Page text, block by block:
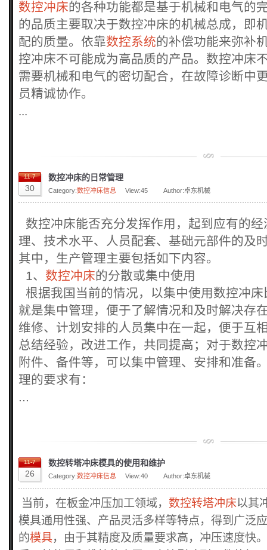
数控冲床的各种功能都是基于机械和电气的
的品质主要取决于数控冲床的机械总成，即
配的质量。依靠数控系统的补偿功能来弥补
控冲床不可能成为高品质的产品。数控冲床
需要机械和电气的密切配合，在故障诊断中
员精诚协作。
...
11-7
30
数控冲床的日常管理
Category:数控冲床信息 View:45 Author:卓东机械
数控冲床能否充分发挥作用，起到应有的
理、技术水平、人员配套、基础元部件的及
其中，生产管理主要包括如下内容。
1、 数控冲床的分散或集中使用
根据我国当前的情况，以集中使用数控冲
就是集中管理，便于了解情况和及时解决存
维修、计划安排的人员集中在一起，便于互
总结经验，改进工作，共同提高；对于数控
附件、备件等，可以集中管理、安排和准备
理的要求有：
...
11-7
26
数控转塔冲床模具的使用和维护
Category:数控冲床信息 View:40 Author:卓东机械
当前，在板金冲压加工领域， 数控转塔冲床以其
模具通用性强、产品灵活多样等特点，得到广泛
的模具，由于其精度及质量要求高，冲压速度快